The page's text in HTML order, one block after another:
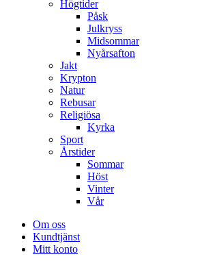
Högtider
Påsk
Julkryss
Midsommar
Nyårsafton
Jakt
Krypton
Natur
Rebusar
Religiösa
Kyrka
Sport
Årstider
Sommar
Höst
Vinter
Vår
Om oss
Kundtjänst
Mitt konto